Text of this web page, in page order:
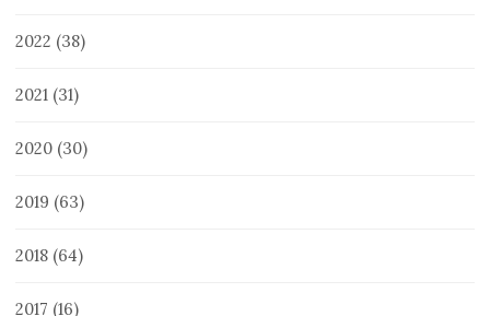
2022 (38)
2021 (31)
2020 (30)
2019 (63)
2018 (64)
2017 (16)